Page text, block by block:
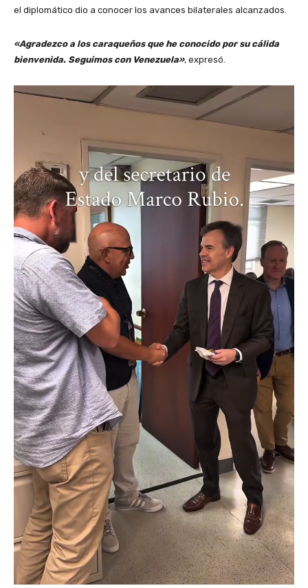
el diplomático dio a conocer los avances bilaterales alcanzados.
«Agradezco a los caraqueños que he conocido por su cálida
bienvenida. Seguimos con Venezuela», expresó.